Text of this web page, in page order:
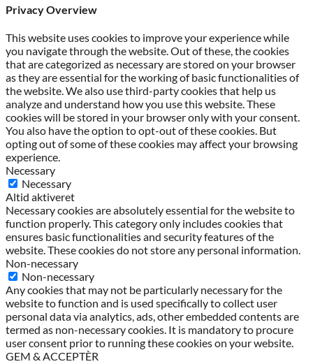
Privacy Overview
This website uses cookies to improve your experience while
you navigate through the website. Out of these, the cookies
that are categorized as necessary are stored on your browser
as they are essential for the working of basic functionalities of
the website. We also use third-party cookies that help us
analyze and understand how you use this website. These
cookies will be stored in your browser only with your consent.
You also have the option to opt-out of these cookies. But
opting out of some of these cookies may affect your browsing
experience.
Necessary
Necessary
Altid aktiveret
Necessary cookies are absolutely essential for the website to
function properly. This category only includes cookies that
ensures basic functionalities and security features of the
website. These cookies do not store any personal information.
Non-necessary
Non-necessary
Any cookies that may not be particularly necessary for the
website to function and is used specifically to collect user
personal data via analytics, ads, other embedded contents are
termed as non-necessary cookies. It is mandatory to procure
user consent prior to running these cookies on your website.
GEM & ACCEPTÈR